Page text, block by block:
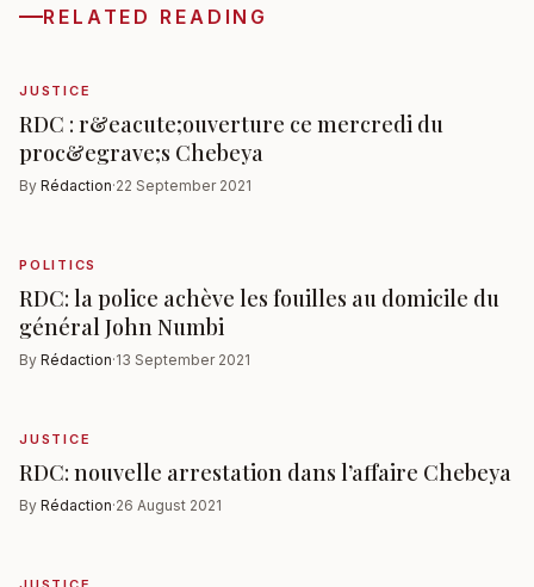
RELATED READING
JUSTICE
RDC : r&eacute;ouverture ce mercredi du
proc&egrave;s Chebeya
By Rédaction·22 September 2021
POLITICS
RDC: la police achève les fouilles au domicile du
général John Numbi
By Rédaction·13 September 2021
JUSTICE
RDC: nouvelle arrestation dans l’affaire Chebeya
By Rédaction·26 August 2021